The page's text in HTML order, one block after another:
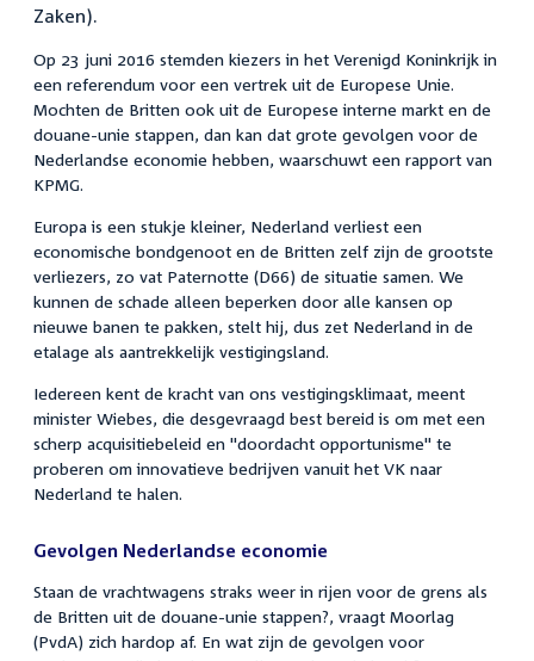
Zaken).
Op 23 juni 2016 stemden kiezers in het Verenigd Koninkrijk in
een referendum voor een vertrek uit de Europese Unie.
Mochten de Britten ook uit de Europese interne markt en de
douane-unie stappen, dan kan dat grote gevolgen voor de
Nederlandse economie hebben, waarschuwt een rapport van
KPMG.
Europa is een stukje kleiner, Nederland verliest een
economische bondgenoot en de Britten zelf zijn de grootste
verliezers, zo vat Paternotte (D66) de situatie samen. We
kunnen de schade alleen beperken door alle kansen op
nieuwe banen te pakken, stelt hij, dus zet Nederland in de
etalage als aantrekkelijk vestigingsland.
Iedereen kent de kracht van ons vestigingsklimaat, meent
minister Wiebes, die desgevraagd best bereid is om met een
scherp acquisitiebeleid en "doordacht opportunisme" te
proberen om innovatieve bedrijven vanuit het VK naar
Nederland te halen.
Gevolgen Nederlandse economie
Staan de vrachtwagens straks weer in rijen voor de grens als
de Britten uit de douane-unie stappen?, vraagt Moorlag
(PvdA) zich hardop af. En wat zijn de gevolgen voor